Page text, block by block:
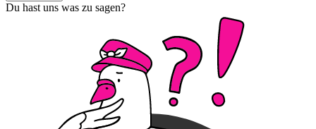
Du hast uns was zu sagen?